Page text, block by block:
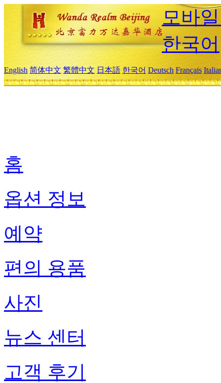
모바
한국어
English 简体中文 繁體中文 日本語 한국어 Deutsch Français
홈
옵션 정보
예약
편의 용품
사진
뉴스 센터
고객 후기